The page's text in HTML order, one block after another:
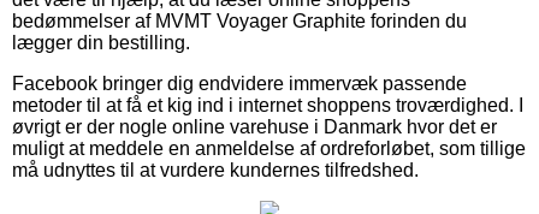
bedømmelser af MVMT Voyager Graphite forinden du
lægger din bestilling.
Facebook bringer dig endvidere immervæk passende
metoder til at få et kig ind i internet shoppens troværdighed. I
øvrigt er der nogle online varehuse i Danmark hvor det er
muligt at meddele en anmeldelse af ordreforløbet, som tillige
må udnyttes til at vurdere kundernes tilfredshed.